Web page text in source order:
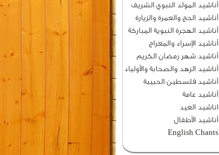
أناشيد المولد النبوي الشريف
أناشيد الحج والعمرة والزيارة
أناشيد الهجرة النبوية المباركة
أناشيد الإسراء والمعراج
أناشيد شهر رمضان الكريم
أناشيد الزهد والصحابة والأولياء
أناشيد فلسطين الحبيبة
أناشيد عامة
اناشيد العيد
أناشيد الأطفال
English Chants